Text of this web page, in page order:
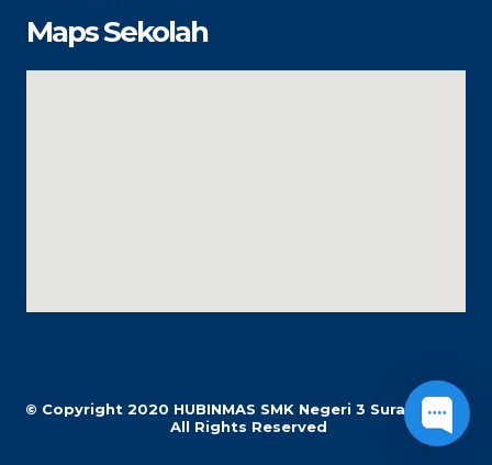
Maps Sekolah
© Copyright 2020 HUBINMAS SMK Negeri 3 Surabaya |
All Rights Reserved